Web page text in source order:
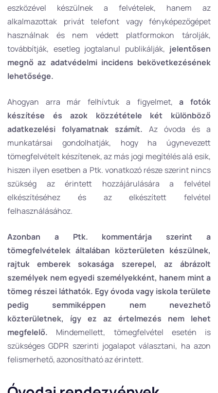
eszközével készülnek a felvételek, hanem az
alkalmazottak privát telefont vagy fényképezőgépet
használnak és nem védett platformokon tárolják,
továbbítják, esetleg jogtalanul publikálják, jelentősen
megnő az adatvédelmi incidens bekövetkezésének
lehetősége.
Ahogyan arra már felhívtuk a figyelmet,a fotók
készítése és azok közzététele két különböző
adatkezelési folyamatnak számít. Az óvoda és a
munkatársai gondolhatják, hogy ha úgynevezett
tömegfelvételt készítenek, az más jogi megítélés alá esik,
hiszen ilyen esetben a Ptk. vonatkozó része szerint nincs
szükség az érintett hozzájárulására a felvétel
elkészítéséhez és az elkészített felvétel
felhasználásához.
Azonban a Ptk. kommentárja szerint a
tömegfelvételek általában közterületen készülnek,
rajtuk emberek sokasága szerepel, az ábrázolt
személyek nem egyedi személyekként, hanem mint a
tömeg részei láthatók. Egy óvoda vagy iskola területe
pedig semmiképpen nem nevezhető
közterületnek, így ez az értelmezés nem lehet
megfelelő. Mindemellett, tömegfelvétel esetén is
szükséges GDPR szerinti jogalapot választani, ha azon
felismerhető, azonosítható az érintett.